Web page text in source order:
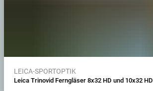
LEICA-SPORTOPTIK
Leica Trinovid Ferngläser 8x32 HD und 10x32 HD